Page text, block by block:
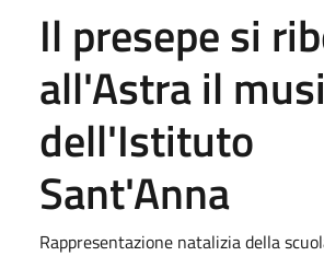
Il presepe si
all'Astra il
dell'Istituto
Sant'Anna
Rappresentazione natalizia della